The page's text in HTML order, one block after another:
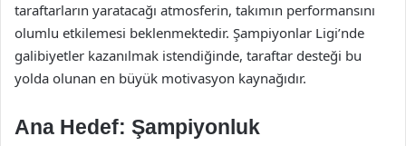
taraftarların yaratacağı atmosferin, takımın performansını
olumlu etkilemesi beklenmektedir. Şampiyonlar Ligi’nde
galibiyetler kazanılmak istendiğinde, taraftar desteği bu
yolda olunan en büyük motivasyon kaynağıdır.
Ana Hedef: Şampiyonluk